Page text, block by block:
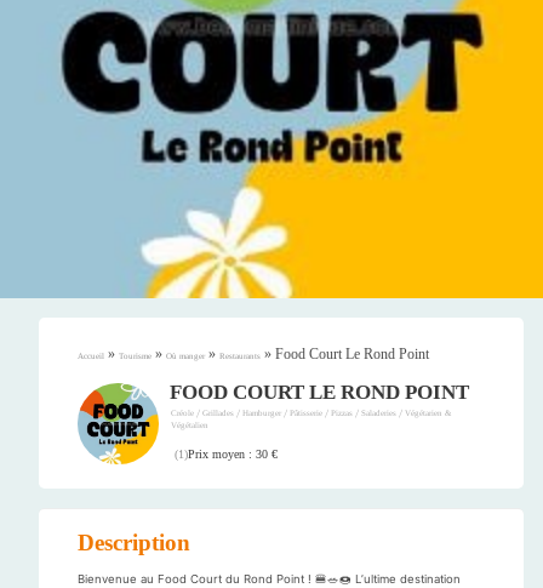
Accueil » Tourisme » Où manger » Restaurants » Food Court Le Rond Point
FOOD COURT LE ROND POINT
Créole /Grillades / Hamburger / Pâtisserie / Pizzas /Saladeries /Végétarien &
Végétalien
(1)Prix moyen : 30 €
Description
Bienvenue au Food Court du Rond Point ! 🍔🥗🍩 L’ultime destination